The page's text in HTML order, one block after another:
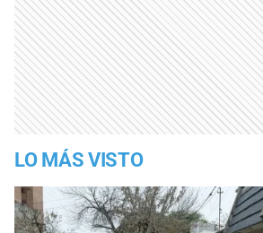
LO MÁS VISTO